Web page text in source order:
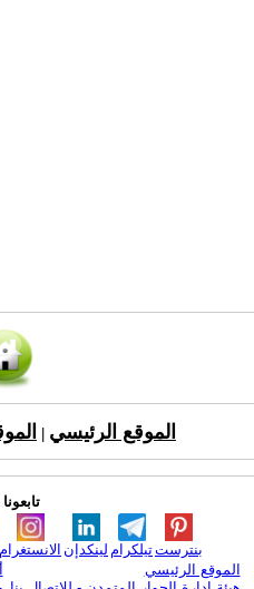
الموقع الرئيسي
الانستغرام لينكدإن تيلكرامبنترست
الموقع الرئيسي